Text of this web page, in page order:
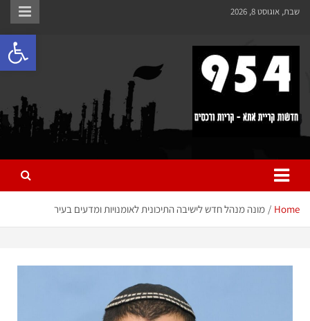
לתוכן
שבת, אוגוסט 8, 2026
Home מונה מנהל חדש לישיבה התיכונית לאומנויות ומדעים בעיר